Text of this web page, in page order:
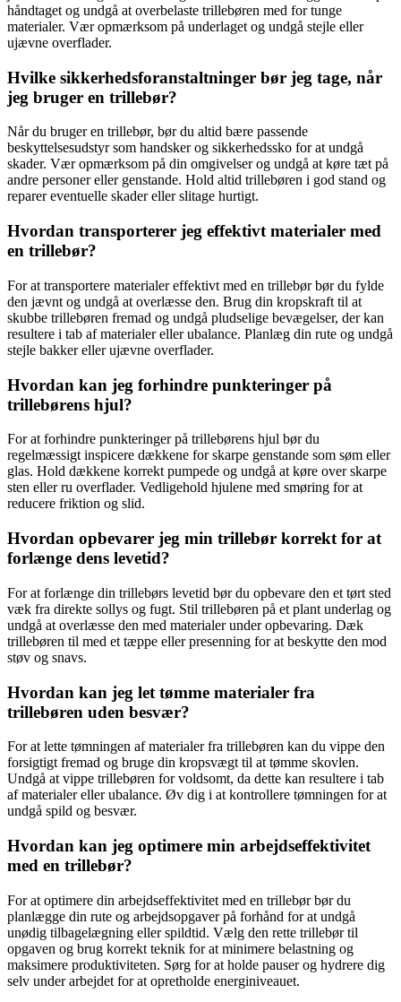
håndtaget og undgå at overbelaste trillebøren med for tunge
materialer. Vær opmærksom på underlaget og undgå stejle eller
ujævne overflader.
Hvilke sikkerhedsforanstaltninger bør jeg tage, når
jeg bruger en trillebør?
Når du bruger en trillebør, bør du altid bære passende
beskyttelsesudstyr som handsker og sikkerhedssko for at undgå
skader. Vær opmærksom på din omgivelser og undgå at køre tæt på
andre personer eller genstande. Hold altid trillebøren i god stand og
reparer eventuelle skader eller slitage hurtigt.
Hvordan transporterer jeg effektivt materialer med
en trillebør?
For at transportere materialer effektivt med en trillebør bør du fylde
den jævnt og undgå at overlæsse den. Brug din kropskraft til at
skubbe trillebøren fremad og undgå pludselige bevægelser, der kan
resultere i tab af materialer eller ubalance. Planlæg din rute og undgå
stejle bakker eller ujævne overflader.
Hvordan kan jeg forhindre punkteringer på
trillebørens hjul?
For at forhindre punkteringer på trillebørens hjul bør du
regelmæssigt inspicere dækkene for skarpe genstande som søm eller
glas. Hold dækkene korrekt pumpede og undgå at køre over skarpe
sten eller ru overflader. Vedligehold hjulene med smøring for at
reducere friktion og slid.
Hvordan opbevarer jeg min trillebør korrekt for at
forlænge dens levetid?
For at forlænge din trillebørs levetid bør du opbevare den et tørt sted
væk fra direkte sollys og fugt. Stil trillebøren på et plant underlag og
undgå at overlæsse den med materialer under opbevaring. Dæk
trillebøren til med et tæppe eller presenning for at beskytte den mod
støv og snavs.
Hvordan kan jeg let tømme materialer fra
trillebøren uden besvær?
For at lette tømningen af materialer fra trillebøren kan du vippe den
forsigtigt fremad og bruge din kropsvægt til at tømme skovlen.
Undgå at vippe trillebøren for voldsomt, da dette kan resultere i tab
af materialer eller ubalance. Øv dig i at kontrollere tømningen for at
undgå spild og besvær.
Hvordan kan jeg optimere min arbejdseffektivitet
med en trillebør?
For at optimere din arbejdseffektivitet med en trillebør bør du
planlægge din rute og arbejdsopgaver på forhånd for at undgå
unødig tilbagelægning eller spildtid. Vælg den rette trillebør til
opgaven og brug korrekt teknik for at minimere belastning og
maksimere produktiviteten. Sørg for at holde pauser og hydrere dig
selv under arbejdet for at opretholde energiniveauet.